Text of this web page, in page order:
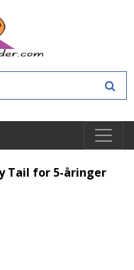
Tail for 5-åringer